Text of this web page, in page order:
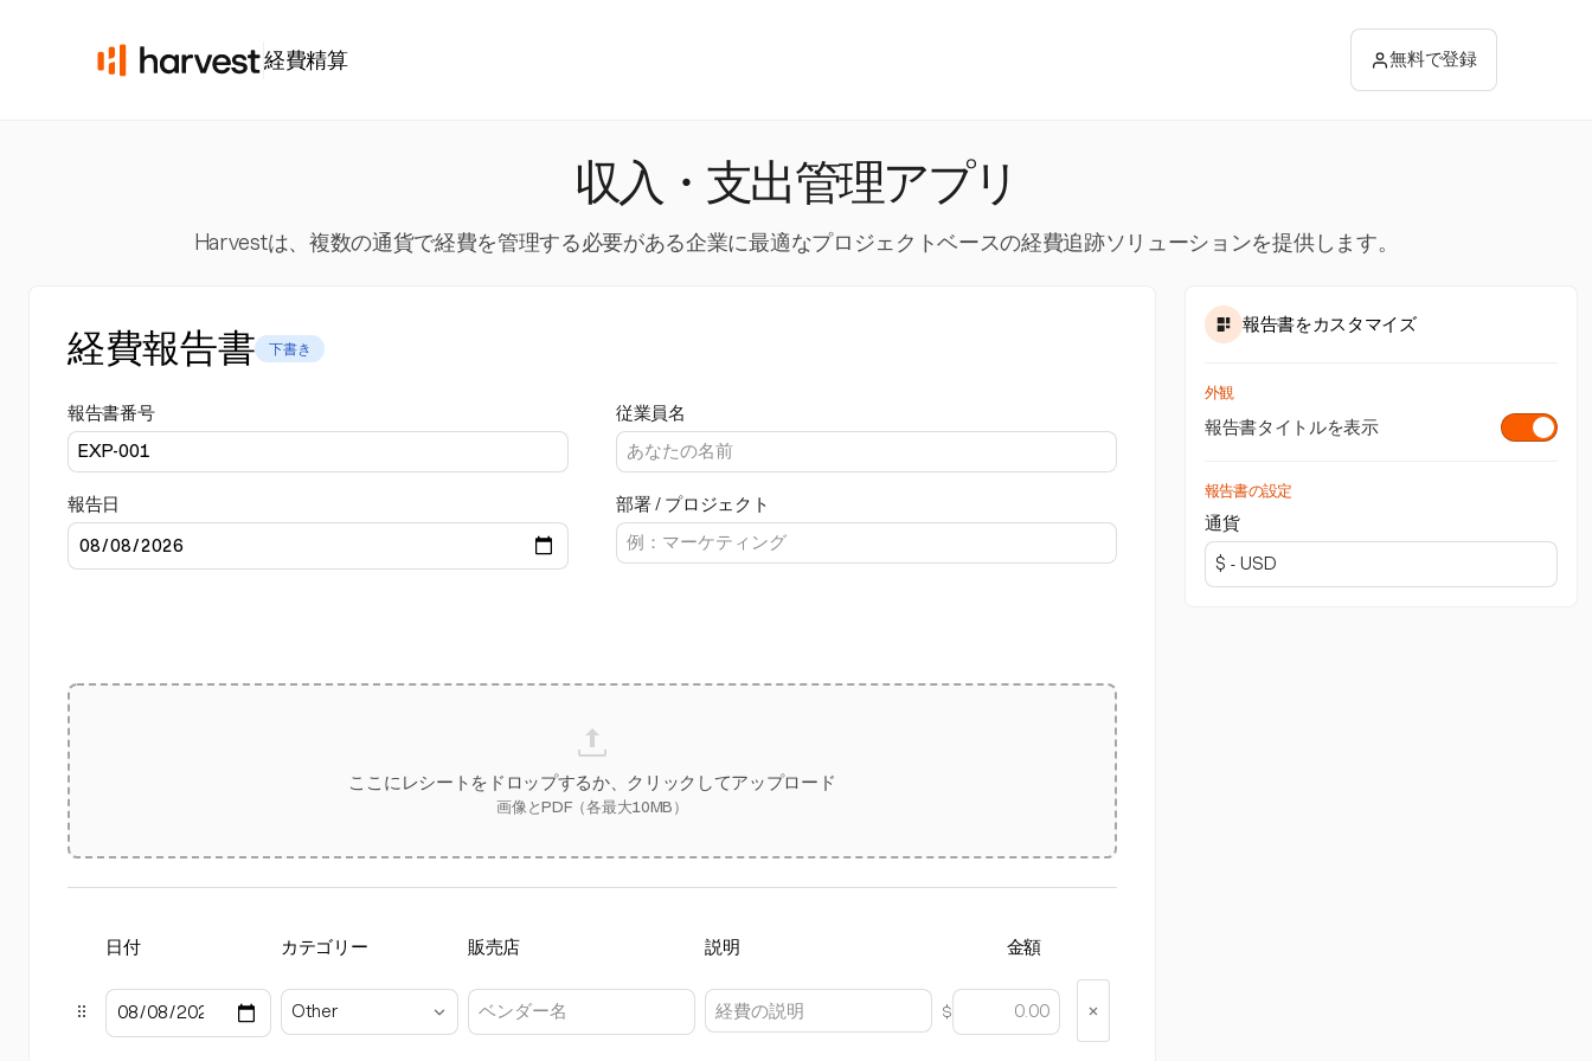
経費精算 無料で登録
収入・支出管理アプリ
Harvestは、複数の通貨で経費を管理する必要がある企業に最適なプロジェクトベースの経費追跡ソリューションを提供します。
経費報告書 下書き
報告書番号
報告日
従業員名
部署 / プロジェクト
ここにレシートをドロップするか、クリックしてアップロード
画像とPDF（各最大10MB）
日付 カテゴリー 販売店 説明 金額
Other $
報告書をカスタマイズ
外観
報告書タイトルを表示
報告書の設定
通貨